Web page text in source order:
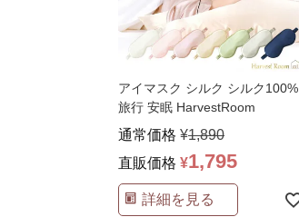
アイマスク シルク シルク100%
旅行 安眠 HarvestRoom
通常価格 ¥1,890
直販価格 ¥1,795
詳細を見る